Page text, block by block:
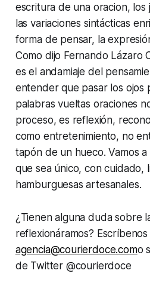
escritura de una oracion, los
las variaciones sintácticas
forma de pensar, la
Como dijo Fernando Lázaro
es el andamiaje del
entender que pasar los ojos
palabras vueltas oraciones
proceso, es reflexión,
como entretenimiento, no
tapón de un hueco. Vamos
que sea único, con cuidado,
hamburguesas artesanales.
¿Tienen alguna duda sobre
reflexionáramos? Escríbenos
agencia@courierdoce.como
de Twitter @courierdoce